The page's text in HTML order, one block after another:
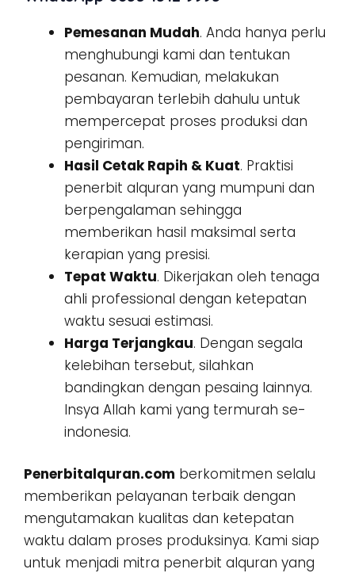
Pemesanan Mudah. Anda hanya perlu
menghubungi kami dan tentukan
pesanan. Kemudian, melakukan
pembayaran terlebih dahulu untuk
mempercepat proses produksi dan
pengiriman.
Hasil Cetak Rapih & Kuat. Praktisi
penerbit alquran yang mumpuni dan
berpengalaman sehingga
memberikan hasil maksimal serta
kerapian yang presisi.
Tepat Waktu. Dikerjakan oleh tenaga
ahli professional dengan ketepatan
waktu sesuai estimasi.
Harga Terjangkau. Dengan segala
kelebihan tersebut, silahkan
bandingkan dengan pesaing lainnya.
Insya Allah kami yang termurah se-
indonesia.
Penerbitalquran.com berkomitmen selalu
memberikan pelayanan terbaik dengan
mengutamakan kualitas dan ketepatan
waktu dalam proses produksinya. Kami siap
untuk menjadi mitra penerbit alquran yang